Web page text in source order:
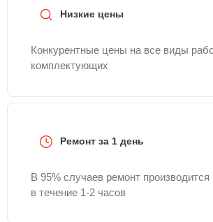
Низкие цены
Конкурентные цены на все виды
комплектующих
Ремонт за 1 день
В 95% случаев ремонт производится
в течение 1-2 часов